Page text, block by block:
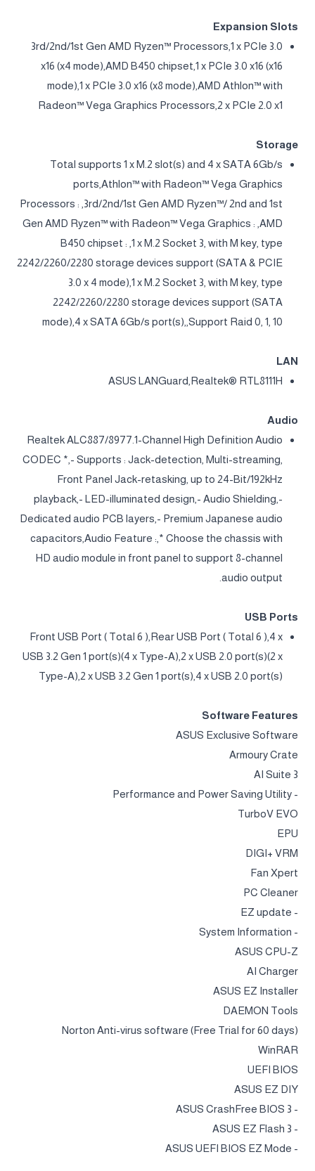
Expansion Slots
3rd/2nd/1st Gen AMD Ryzen™ Processors,1 x PCIe 3.0
x16 (x4 mode),AMD B450 chipset,1 x PCIe 3.0 x16 (x16
mode),1 x PCIe 3.0 x16 (x8 mode),AMD Athlon™ with
Radeon™ Vega Graphics Processors,2 x PCIe 2.0 x1
Storage
Total supports 1 x M.2 slot(s) and 4 x SATA 6Gb/s
ports,Athlon™ with Radeon™ Vega Graphics
Processors : ,3rd/2nd/1st Gen AMD Ryzen™/ 2nd and 1st
Gen AMD Ryzen™ with Radeon™ Vega Graphics : ,AMD
B450 chipset : ,1 x M.2 Socket 3, with M key, type
2242/2260/2280 storage devices support (SATA & PCIE
3.0 x 4 mode),1 x M.2 Socket 3, with M key, type
2242/2260/2280 storage devices support (SATA
mode),4 x SATA 6Gb/s port(s),,Support Raid 0, 1, 10
LAN
ASUS LANGuard,Realtek® RTL8111H
Audio
Realtek ALC887/8977.1-Channel High Definition Audio
CODEC *,- Supports : Jack-detection, Multi-streaming,
Front Panel Jack-retasking, up to 24-Bit/192kHz
playback,- LED-illuminated design,- Audio Shielding,-
Dedicated audio PCB layers,- Premium Japanese audio
capacitors,Audio Feature :,* Choose the chassis with
HD audio module in front panel to support 8-channel
audio output.
USB Ports
Front USB Port ( Total 6 ),Rear USB Port ( Total 6 ),4 x
USB 3.2 Gen 1 port(s)(4 x Type-A),2 x USB 2.0 port(s)(2 x
Type-A),2 x USB 3.2 Gen 1 port(s),4 x USB 2.0 port(s)
Software Features
ASUS Exclusive Software
Armoury Crate
AI Suite 3
- Performance and Power Saving Utility
TurboV EVO
EPU
DIGI+ VRM
Fan Xpert
PC Cleaner
- EZ update
- System Information
ASUS CPU-Z
AI Charger
ASUS EZ Installer
DAEMON Tools
Norton Anti-virus software (Free Trial for 60 days)
WinRAR
UEFI BIOS
ASUS EZ DIY
- ASUS CrashFree BIOS 3
- ASUS EZ Flash 3
- ASUS UEFI BIOS EZ Mode